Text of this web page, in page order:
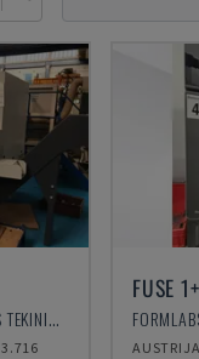
EMCO - HORIZONTALIOS TEKINIMO STAKLĖS
3.716
FUSE
AUSTRIJA